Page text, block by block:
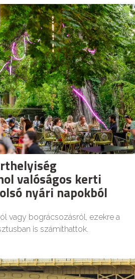
valóságos kerti
nyári napokból
vagy bográcsozásról, ezekre a
is számíthattok.